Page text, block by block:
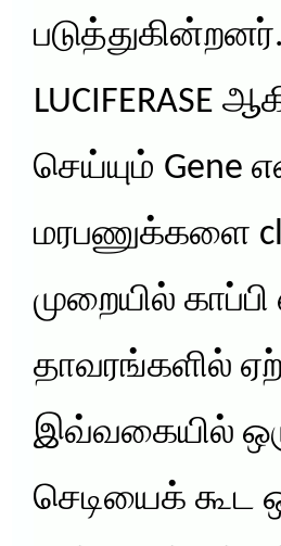
படுத்துகின்றனர்.
LUCIFERASE
செய்யும் Gene
மரபணுக்களை
முறையில் காப்பி
தாவரங்களில்
இவ்வகையில்
செடியைக் கூட